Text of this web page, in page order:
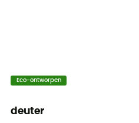
Eco-ontworpen
deuter